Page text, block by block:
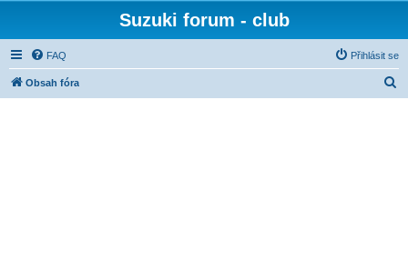
Suzuki forum - club
FAQ Přihlásit se
Obsah fóra